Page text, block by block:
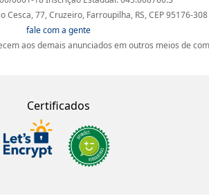
Cesca, 77, Cruzeiro, Farroupilha, RS, CEP 95176-308
fale com a gente
aos demais anunciados em outros meios de
Certificados